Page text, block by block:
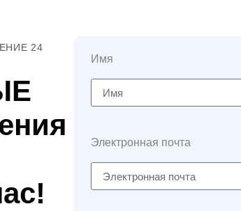
24
Имя
Электронная почта